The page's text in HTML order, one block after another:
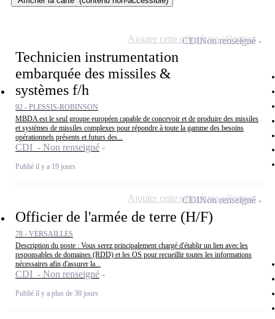
Technicien instrumentation
embarquée des missiles &
systèmes f/h
92 - PLESSIS-ROBINSON
MBDA est le seul groupe européen capable de concevoir et de produire des missiles
et systèmes de missiles complexes pour répondre à toute la gamme des besoins
opérationnels présents et futurs des...
CDI - Non renseigné
Publié il y a 19 jours
CDINon renseigné
Ajouter cette offre à ma sélection
Officier de l'armée de terre (H/F)
78 - VERSAILLES
Description du poste : Vous serez principalement chargé d'établir un lien avec les
responsables de domaines (RDD) et les OS pour recueillir toutes les informations
nécessaires afin d'assurer la...
CDI - Non renseigné
Publié il y a plus de 30 jours
CDINon renseigné
Ajouter cette offre à ma sélection